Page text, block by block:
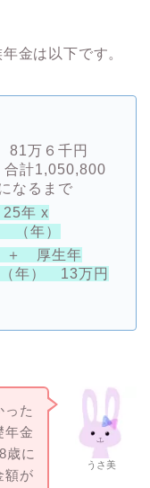
金は以下です。
81万６千円
計1,050,800
なるまで
年 x
（年）
＋ 厚生年
年） 13万円
うさ美
った
年金
歳に
額が